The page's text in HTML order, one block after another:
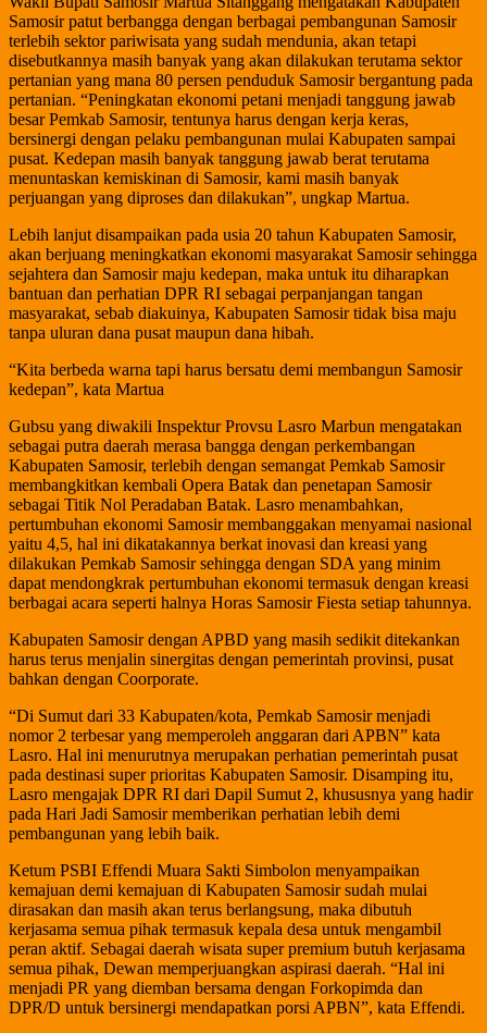
Samosir patut berbangga dengan berbagai pembangunan Samosir
terlebih sektor pariwisata yang sudah mendunia, akan tetapi
disebutkannya masih banyak yang akan dilakukan terutama sektor
pertanian yang mana 80 persen penduduk Samosir bergantung pada
pertanian. “Peningkatan ekonomi petani menjadi tanggung jawab
besar Pemkab Samosir, tentunya harus dengan kerja keras,
bersinergi dengan pelaku pembangunan mulai Kabupaten sampai
pusat. Kedepan masih banyak tanggung jawab berat terutama
menuntaskan kemiskinan di Samosir, kami masih banyak
perjuangan yang diproses dan dilakukan”, ungkap Martua.
Lebih lanjut disampaikan pada usia 20 tahun Kabupaten Samosir,
akan berjuang meningkatkan ekonomi masyarakat Samosir sehingga
sejahtera dan Samosir maju kedepan, maka untuk itu diharapkan
bantuan dan perhatian DPR RI sebagai perpanjangan tangan
masyarakat, sebab diakuinya, Kabupaten Samosir tidak bisa maju
tanpa uluran dana pusat maupun dana hibah.
“Kita berbeda warna tapi harus bersatu demi membangun Samosir
kedepan”, kata Martua
Gubsu yang diwakili Inspektur Provsu Lasro Marbun mengatakan
sebagai putra daerah merasa bangga dengan perkembangan
Kabupaten Samosir, terlebih dengan semangat Pemkab Samosir
membangkitkan kembali Opera Batak dan penetapan Samosir
sebagai Titik Nol Peradaban Batak. Lasro menambahkan,
pertumbuhan ekonomi Samosir membanggakan menyamai nasional
yaitu 4,5, hal ini dikatakannya berkat inovasi dan kreasi yang
dilakukan Pemkab Samosir sehingga dengan SDA yang minim
dapat mendongkrak pertumbuhan ekonomi termasuk dengan kreasi
berbagai acara seperti halnya Horas Samosir Fiesta setiap tahunnya.
Kabupaten Samosir dengan APBD yang masih sedikit ditekankan
harus terus menjalin sinergitas dengan pemerintah provinsi, pusat
bahkan dengan Coorporate.
“Di Sumut dari 33 Kabupaten/kota, Pemkab Samosir menjadi
nomor 2 terbesar yang memperoleh anggaran dari APBN” kata
Lasro. Hal ini menurutnya merupakan perhatian pemerintah pusat
pada destinasi super prioritas Kabupaten Samosir. Disamping itu,
Lasro mengajak DPR RI dari Dapil Sumut 2, khususnya yang hadir
pada Hari Jadi Samosir memberikan perhatian lebih demi
pembangunan yang lebih baik.
Ketum PSBI Effendi Muara Sakti Simbolon menyampaikan
kemajuan demi kemajuan di Kabupaten Samosir sudah mulai
dirasakan dan masih akan terus berlangsung, maka dibutuh
kerjasama semua pihak termasuk kepala desa untuk mengambil
peran aktif. Sebagai daerah wisata super premium butuh kerjasama
semua pihak, Dewan memperjuangkan aspirasi daerah. “Hal ini
menjadi PR yang diemban bersama dengan Forkopimda dan
DPR/D untuk bersinergi mendapatkan porsi APBN”, kata Effendi.